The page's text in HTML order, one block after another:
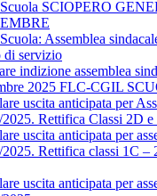
SCIOPERO
Assemblea
di servizio
indizione assemblea
2025 FLC-CGIL
uscita anticipata per
2025. Rettifica Classi 2D e
uscita anticipata per
2025. Rettifica classi 1C –
uscita anticipata per